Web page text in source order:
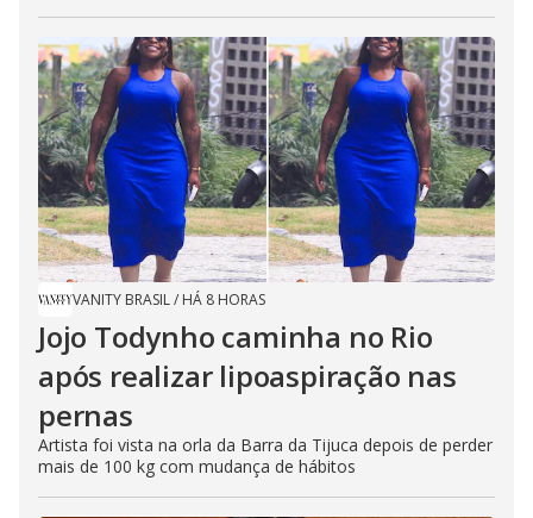
VANITY BRASIL/ HÁ 8 HORAS
Jojo Todynho caminha no Rio
após realizar lipoaspiração nas
pernas
Artista foi vista na orla da Barra da Tijuca depois de perder
mais de 100 kg com mudança de hábitos